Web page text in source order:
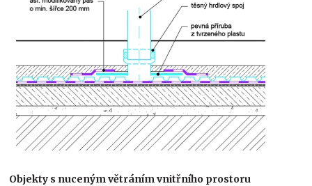
Objekty s nuceným větráním vnitřního prostoru